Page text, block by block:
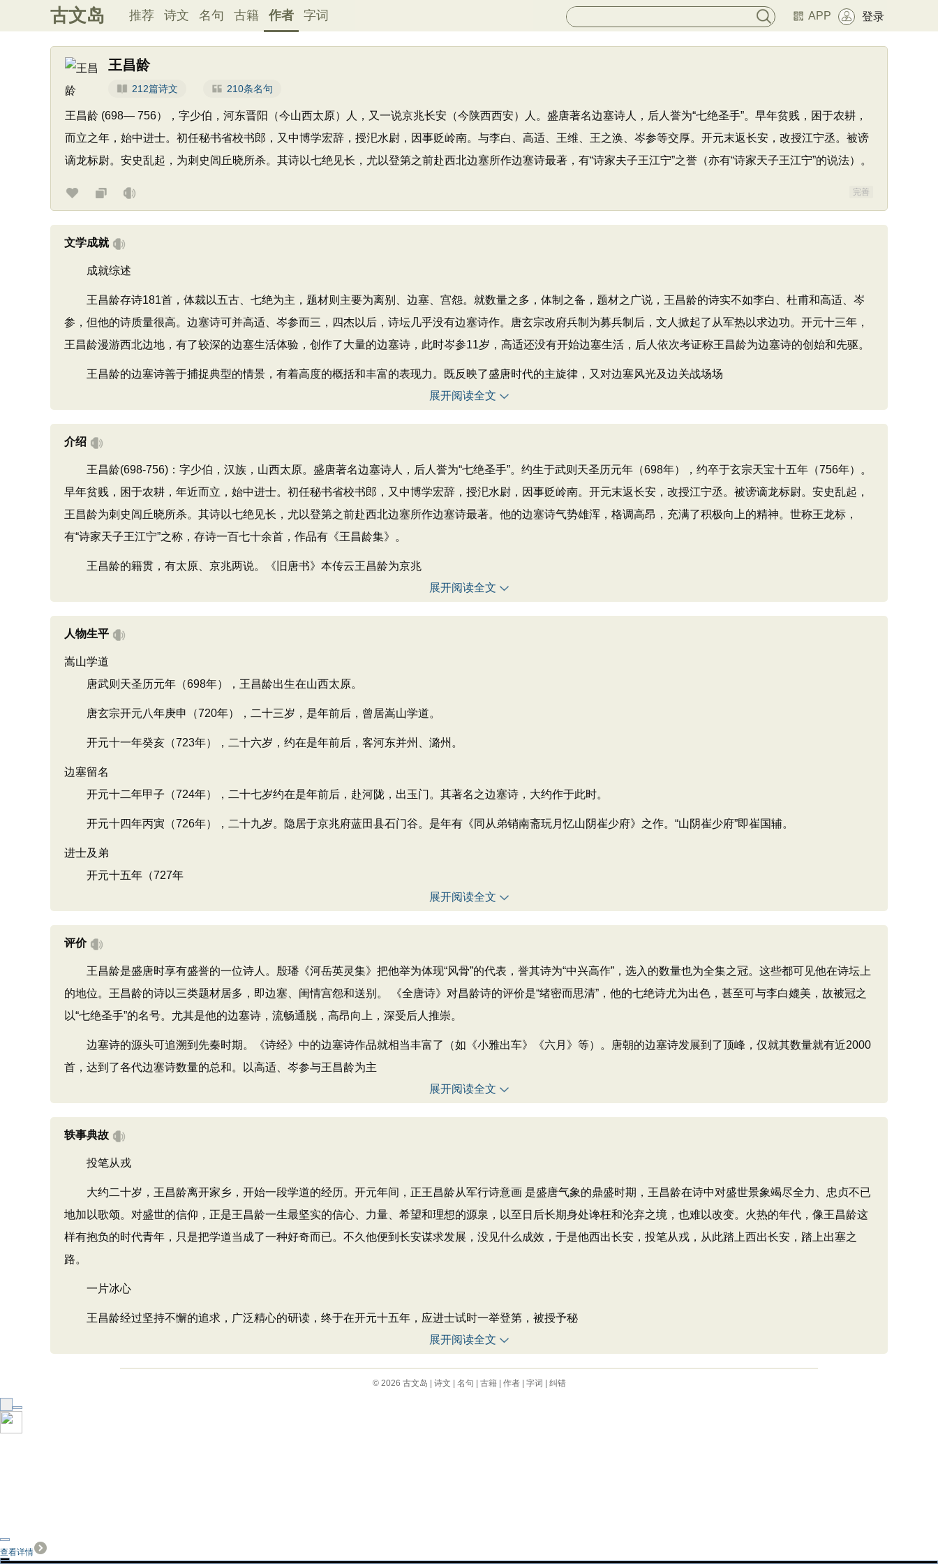
古文岛 推荐 诗文 名句 古籍 作者 字词 APP 登录
王昌龄
212篇诗文 210条名句
王昌龄 (698— 756），字少伯，河东晋阳（今山西太原）人，又一说京兆长安（今陕西西安）人。盛唐著名边塞诗人，后人誉为“七绝圣手”。早年贫贱，困于农耕，
而立之年，始中进士。初任秘书省校书郎，又中博学宏辞，授汜水尉，因事贬岭南。与李白、高适、王维、王之涣、岑参等交厚。开元末返长安，改授江宁丞。被谤
谪龙标尉。安史乱起，为刺史闾丘晓所杀。其诗以七绝见长，尤以登第之前赴西北边塞所作边塞诗最著，有“诗家夫子王江宁”之誉（亦有“诗家天子王江宁”的说法）。
完善
文学成就
成就综述
王昌龄存诗181首，体裁以五古、七绝为主，题材则主要为离别、边塞、宫怨。就数量之多，体制之备，题材之广说，王昌龄的诗实不如李白、杜甫和高适、岑
参，但他的诗质量很高。边塞诗可并高适、岑参而三，四杰以后，诗坛几乎没有边塞诗作。唐玄宗改府兵制为募兵制后，文人掀起了从军热以求边功。开元十三年，
王昌龄漫游西北边地，有了较深的边塞生活体验，创作了大量的边塞诗，此时岑参11岁，高适还没有开始边塞生活，后人依次考证称王昌龄为边塞诗的创始和先驱。
王昌龄的边塞诗善于捕捉典型的情景，有着高度的概括和丰富的表现力。既反映了盛唐时代的主旋律，又对边塞风光及边关战场场
展开阅读全文
介绍
王昌龄(698-756)：字少伯，汉族，山西太原。盛唐著名边塞诗人，后人誉为“七绝圣手”。约生于武则天圣历元年（698年），约卒于玄宗天宝十五年（756年）。
早年贫贱，困于农耕，年近而立，始中进士。初任秘书省校书郎，又中博学宏辞，授汜水尉，因事贬岭南。开元末返长安，改授江宁丞。被谤谪龙标尉。安史乱起，
王昌龄为刺史闾丘晓所杀。其诗以七绝见长，尤以登第之前赴西北边塞所作边塞诗最著。他的边塞诗气势雄浑，格调高昂，充满了积极向上的精神。世称王龙标，
有“诗家天子王江宁”之称，存诗一百七十余首，作品有《王昌龄集》。
王昌龄的籍贯，有太原、京兆两说。《旧唐书》本传云王昌龄为京兆
展开阅读全文
人物生平
嵩山学道
唐武则天圣历元年（698年），王昌龄出生在山西太原。
唐玄宗开元八年庚申（720年），二十三岁，是年前后，曾居嵩山学道。
开元十一年癸亥（723年），二十六岁，约在是年前后，客河东并州、潞州。
边塞留名
开元十二年甲子（724年），二十七岁约在是年前后，赴河陇，出玉门。其著名之边塞诗，大约作于此时。
开元十四年丙寅（726年），二十九岁。隐居于京兆府蓝田县石门谷。是年有《同从弟销南斋玩月忆山阴崔少府》之作。“山阴崔少府”即崔国辅。
进士及弟
开元十五年（727年
展开阅读全文
评价
王昌龄是盛唐时享有盛誉的一位诗人。殷璠《河岳英灵集》把他举为体现“风骨”的代表，誉其诗为“中兴高作”，选入的数量也为全集之冠。这些都可见他在诗坛上
的地位。王昌龄的诗以三类题材居多，即边塞、闺情宫怨和送别。 《全唐诗》对昌龄诗的评价是“绪密而思清”，他的七绝诗尤为出色，甚至可与李白媲美，故被冠之
以“七绝圣手”的名号。尤其是他的边塞诗，流畅通脱，高昂向上，深受后人推崇。
边塞诗的源头可追溯到先秦时期。《诗经》中的边塞诗作品就相当丰富了（如《小雅出车》《六月》等）。唐朝的边塞诗发展到了顶峰，仅就其数量就有近2000
首，达到了各代边塞诗数量的总和。以高适、岑参与王昌龄为主
展开阅读全文
轶事典故
投笔从戎
大约二十岁，王昌龄离开家乡，开始一段学道的经历。开元年间，正王昌龄从军行诗意画 是盛唐气象的鼎盛时期，王昌龄在诗中对盛世景象竭尽全力、忠贞不已
地加以歌颂。对盛世的信仰，正是王昌龄一生最坚实的信心、力量、希望和理想的源泉，以至日后长期身处谗枉和沦弃之境，也难以改变。火热的年代，像王昌龄这
样有抱负的时代青年，只是把学道当成了一种好奇而已。不久他便到长安谋求发展，没见什么成效，于是他西出长安，投笔从戎，从此踏上西出长安，踏上出塞之
路。
一片冰心
王昌龄经过坚持不懈的追求，广泛精心的研读，终于在开元十五年，应进士试时一举登第，被授予秘
展开阅读全文
© 2026 古文岛 诗文 名句 古籍| 作者| 字词 纠错
查看详情